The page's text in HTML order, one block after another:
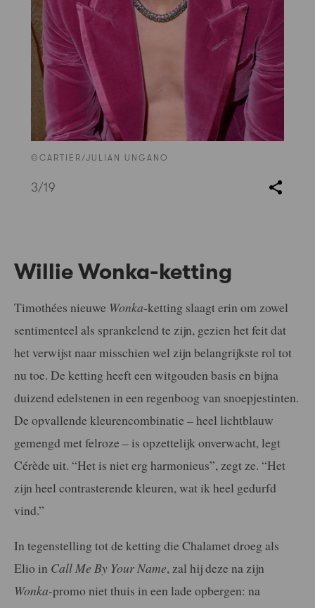
©CARTIER/JULIAN UNGANO
3/19
Willie Wonka-ketting
Timothées nieuwe Wonka-ketting slaagt erin om zowel
sentimenteel als sprankelend te zijn, gezien het feit dat
het verwijst naar misschien wel zijn belangrijkste rol tot
nu toe. De ketting heeft een witgouden basis en bijna
duizend edelstenen in een regenboog van snoepjestinten.
De opvallende kleurencombinatie – heel lichtblauw
gemengd met felroze – is opzettelijk onverwacht, legt
Cérède uit. “Het is niet erg harmonieus”, zegt ze. “Het
zijn heel contrasterende kleuren, wat ik heel gedurfd
vind.”
In tegenstelling tot de ketting die Chalamet droeg als
Elio in Call Me By Your Name, zal hij deze na zijn
Wonka-promo niet thuis in een lade opbergen: na